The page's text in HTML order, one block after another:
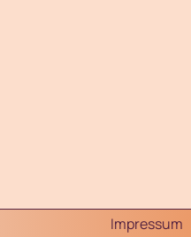
Impressum